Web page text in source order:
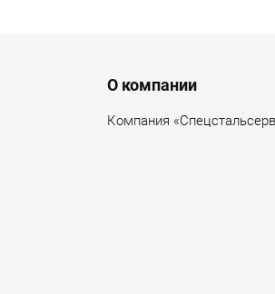
О компании
Компания